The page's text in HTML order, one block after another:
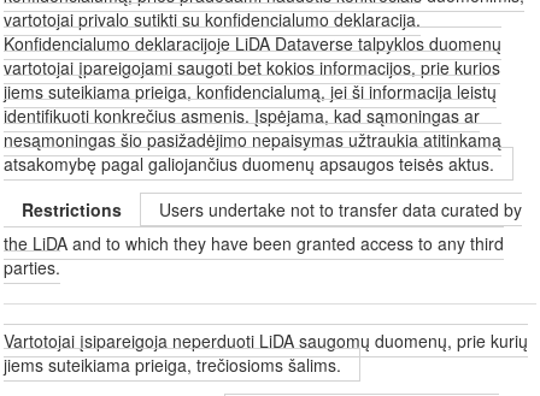
vartotojai privalo sutikti su konfidencialumo deklaracija.
Konfidencialumo deklaracijoje LiDA Dataverse talpyklos duomenų
vartotojai įpareigojami saugoti bet kokios informacijos, prie kurios
jiems suteikiama prieiga, konfidencialumą, jei ši informacija leistų
identifikuoti konkrečius asmenis. Įspėjama, kad sąmoningas ar
nesąmoningas šio pasižadėjimo nepaisymas užtraukia atitinkamą
atsakomybę pagal galiojančius duomenų apsaugos teisės aktus.
Restrictions
Users undertake not to transfer data curated by
the LiDA and to which they have been granted access to any third
parties.
Vartotojai įsipareigoja neperduoti LiDA saugomų duomenų, prie kurių
jiems suteikiama prieiga, trečiosioms šalims.